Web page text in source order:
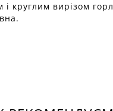
круглим вирізом